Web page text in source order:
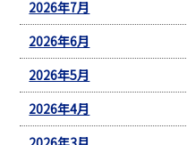
2026年7月
2026年6月
2026年5月
2026年4月